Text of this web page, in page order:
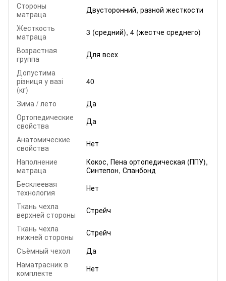
Стороны
матраца
Двусторонний, разной жесткости
Жесткость
матраца
3 (средний), 4 (жестче среднего)
Возрастная
группа
Для всех
Допустима
різниця у вазі
(кг)
40
Зима / лето
Да
Ортопедические
свойства
Да
Анатомические
свойства
Нет
Наполнение
матраца
Кокос, Пена ортопедическая (ППУ),
Синтепон, Спанбонд
Бесклеевая
технология
Нет
Ткань чехла
верхней стороны
Стрейч
Ткань чехла
нижней стороны
Стрейч
Съёмный чехол
Да
Наматрасник в
комплекте
Нет